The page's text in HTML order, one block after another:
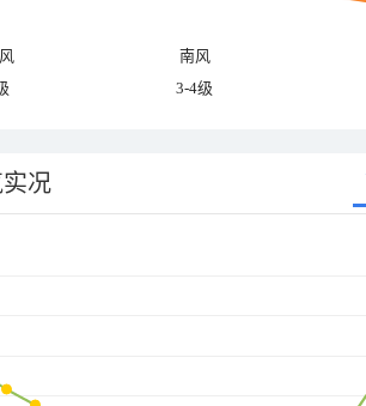
南风
3-4级
况